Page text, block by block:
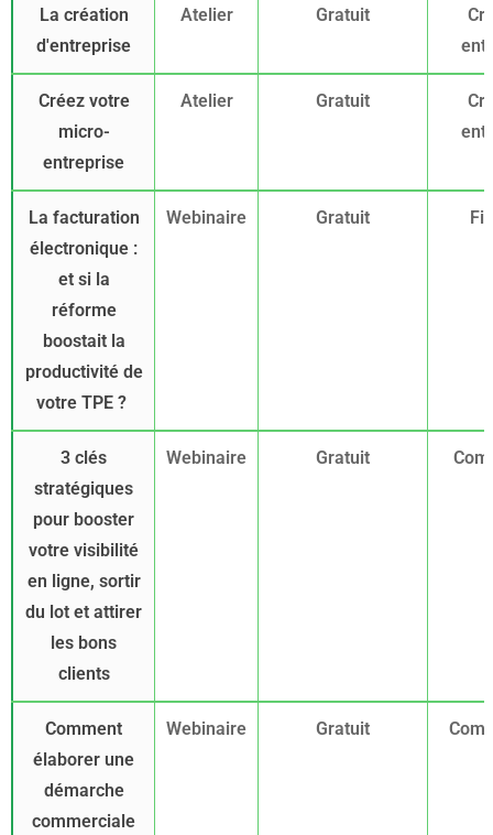
La création
d'entreprise
Atelier Gratuit
Créez votre
micro-
entreprise
Atelier Gratuit
La facturation
électronique :
et si la
réforme
boostait la
productivité de
votre TPE ?
Webinaire Gratuit
3 clés
stratégiques
pour booster
votre visibilité
en ligne, sortir
du lot et attirer
les bons
clients
Webinaire Gratuit
Comment
élaborer une
démarche
commerciale
Webinaire Gratuit